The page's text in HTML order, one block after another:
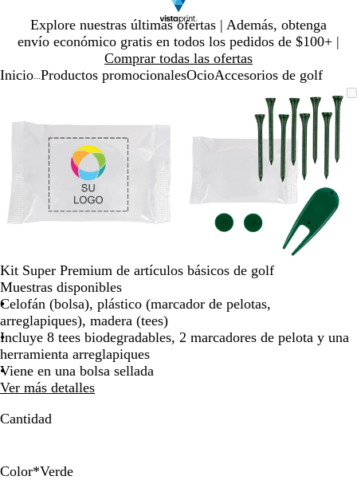
Explore nuestras últimas ofertas | Además, obtenga
envío económico gratis en todos los pedidos de $100+ |
Comprar todas las ofertas
Diapositiva
1
Inicio Productos promocionalesOcioAccesorios de golf
con
zoom
mínimo
para
expandir
tecla
de
más
(+)
y
menos
(-)
con
zoom
y
las
teclas
de
las
flechas
ampliable
con
zoom
al
mínimo
clic
para
expandir
la
tecla
de
más
(+)
menos
para
acercar/alejar
con
y
teclas
de
Kit Super Premium de artículos básicos de golf
Muestras disponibles
Celofán (bolsa), plástico (marcador de pelotas,
arreglapiques), madera (tees)
Incluye 8 tees biodegradables, 2 marcadores de pelota y una
herramienta arreglapiques
Viene en una bolsa sellada
Ver más detalles
Cantidad
Color*Verde